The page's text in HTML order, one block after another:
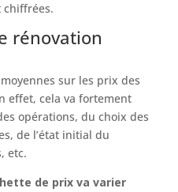
chiffrées.
rénovation
sur les prix des
effet, cela va fortement
opérations, du choix des
de l’état initial du
etc.
de prix va varier